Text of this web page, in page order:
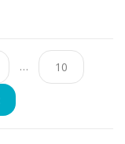
… 10